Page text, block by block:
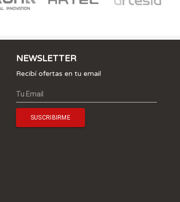
NEWSLETTER
Recibí ofertas en tu email